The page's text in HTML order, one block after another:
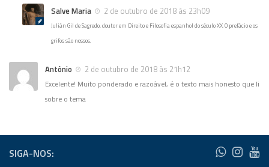
Salve Maria 2 de outubro de 2018 às 23h09
Julián Gil de Sagredo, doutor em Direito e Filosofia espanhol do século XX. O prefácio e os
grifos são nossos.
Antônio 2 de outubro de 2018 às 21h12
Excelente! Muito ponderado e razoável, é o texto mais honesto que li
sobre o tema
SIGA-NOS: